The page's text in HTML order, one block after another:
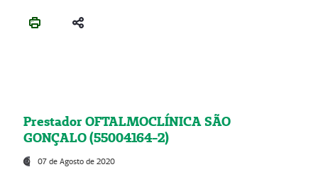
Prestador OFTALMOCLÍNICA SÃO
GONÇALO (55004164-2)
07 de Agosto de 2020